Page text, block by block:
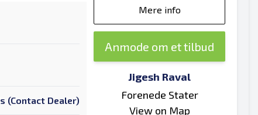
(Contact Dealer)
Mere info
Anmode om et tilbud
Jigesh Raval
Forenede Stater
View on Map